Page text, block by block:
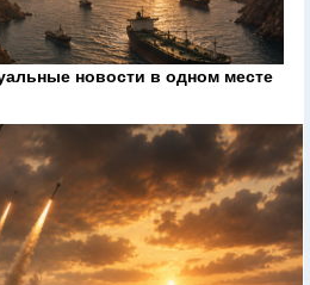
новости в одном месте